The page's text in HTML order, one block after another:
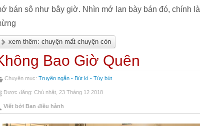
bán sô như bây giờ. Nhìn mớ lan bày bán đó, chính
xem thêm: chuyện mất chuyện còn
Bao Giờ Quên
Chuyên mục:Truyện ngắn - Bút kí - Tùy bút
Được đăng: Chủ nhật, 23 Tháng 12 2018
Viết bởi Ban điều hành